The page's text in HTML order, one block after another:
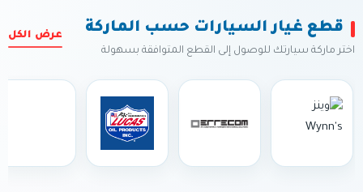
قطع غيار السيارات حسب الماركة
اختر ماركة سيارتك للوصول إلى القطع المتوافقة بسهولة
عرض الكل